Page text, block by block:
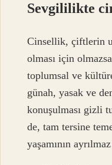
Sevgililikte
Cinsellik, çiftlerin
olması için
toplumsal ve
günah, yasak ve
konuşulması gizli
de, tam tersine
yaşamının